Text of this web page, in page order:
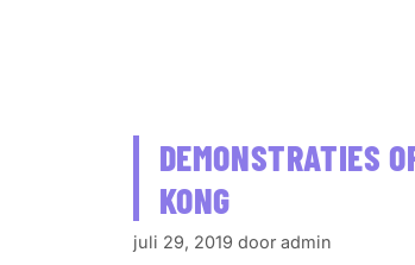
DEMONSTRATIES
KONG
juli 29, 2019 door admin